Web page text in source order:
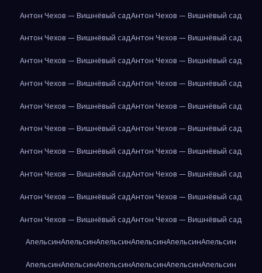
Антон Чехов — Вишнёвый садАнтон Чехов — Вишнёвый сад
Антон Чехов — Вишнёвый садАнтон Чехов — Вишнёвый сад
Антон Чехов — Вишнёвый садАнтон Чехов — Вишнёвый сад
Антон Чехов — Вишнёвый садАнтон Чехов — Вишнёвый сад
Антон Чехов — Вишнёвый садАнтон Чехов — Вишнёвый сад
Антон Чехов — Вишнёвый садАнтон Чехов — Вишнёвый сад
Антон Чехов — Вишнёвый садАнтон Чехов — Вишнёвый сад
Антон Чехов — Вишнёвый садАнтон Чехов — Вишнёвый сад
Антон Чехов — Вишнёвый садАнтон Чехов — Вишнёвый сад
Антон Чехов — Вишнёвый садАнтон Чехов — Вишнёвый сад
АпельсинАпельсинАпельсинАпельсинАпельсинАпельсин
АпельсинАпельсинАпельсинАпельсинАпельсинАпельсин